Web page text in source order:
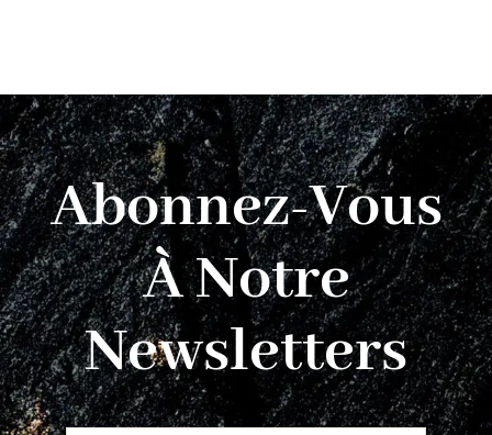
Abonnez-Vous
À Notre
Newsletters